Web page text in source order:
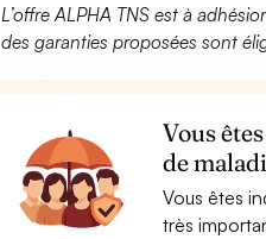
L’offre ALPHA TNS est à
des garanties proposées sont
Vous
de
Vous êtes
très